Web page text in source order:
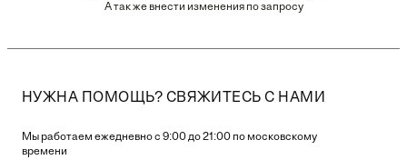
А так же внести изменения по запросу
НУЖНА ПОМОЩЬ? СВЯЖИТЕСЬ С НАМИ
Мы работаем ежедневно с 9:00 до 21:00 по московскому
времени